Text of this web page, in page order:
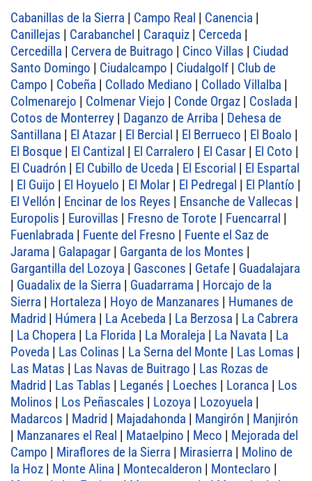
Cabanillas de la Sierra | Campo Real | Canencia |
Canillejas | Carabanchel | Caraquiz | Cerceda |
Cercedilla | Cervera de Buitrago | Cinco Villas | Ciudad
Santo Domingo | Ciudalcampo | Ciudalgolf | Club de
Campo | Cobeña | Collado Mediano | Collado Villalba |
Colmenarejo | Colmenar Viejo | Conde Orgaz | Coslada |
Cotos de Monterrey | Daganzo de Arriba | Dehesa de
Santillana | El Atazar | El Bercial | El Berrueco | El Boalo |
El Bosque | El Cantizal | El Carralero | El Casar | El Coto |
El Cuadrón | El Cubillo de Uceda | El Escorial | El Espartal
| El Guijo | El Hoyuelo | El Molar | El Pedregal | El Plantío |
El Vellón | Encinar de los Reyes | Ensanche de Vallecas |
Europolis | Eurovillas | Fresno de Torote | Fuencarral |
Fuenlabrada | Fuente del Fresno | Fuente el Saz de
Jarama | Galapagar | Garganta de los Montes |
Gargantilla del Lozoya | Gascones | Getafe | Guadalajara
| Guadalix de la Sierra | Guadarrama | Horcajo de la
Sierra | Hortaleza | Hoyo de Manzanares | Humanes de
Madrid | Húmera | La Acebeda | La Berzosa | La Cabrera
| La Chopera | La Florida | La Moraleja | La Navata | La
Poveda | Las Colinas | La Serna del Monte | Las Lomas |
Las Matas | Las Navas de Buitrago | Las Rozas de
Madrid | Las Tablas | Leganés | Loeches | Loranca | Los
Molinos | Los Peñascales | Lozoya | Lozoyuela |
Madarcos | Madrid | Majadahonda | Mangirón | Manjirón
| Manzanares el Real | Mataelpino | Meco | Mejorada del
Campo | Miraflores de la Sierra | Mirasierra | Molino de
la Hoz | Monte Alina | Montecalderon | Monteclaro |